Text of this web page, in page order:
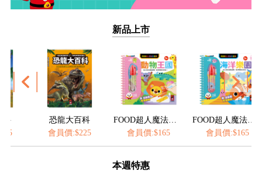
新品上市
龍大百科
員價:$225
FOOD超人魔法水畫筆-動物王國
會員價:$165
FOOD超人魔法水畫筆-海洋樂園
會員價:$165
會員價
本週特惠